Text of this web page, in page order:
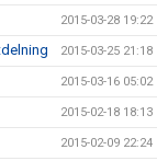
2015-03-28 19:22
2015-03-25 21:18
2015-03-16 05:02
2015-02-18 18:13
2015-02-09 22:24